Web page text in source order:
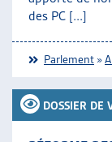
des PC [...]
Parlement »
DOSSIER DE